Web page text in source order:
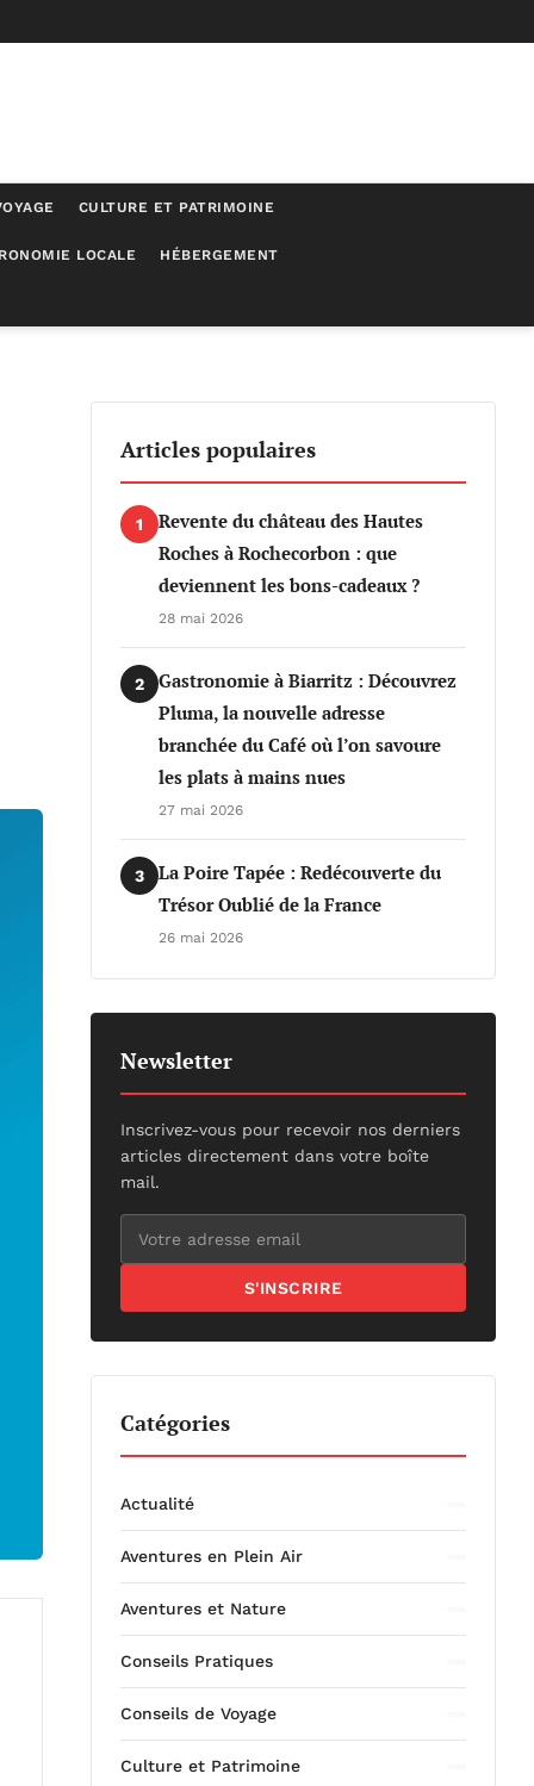
CULTURE ET PATRIMOINE
LOCALE HÉBERGEMENT
Articles populaires
1
Revente du château des Hautes
Roches à Rochecorbon : que
deviennent les bons-cadeaux ?
28 mai 2026
2
Gastronomie à Biarritz : Découvrez
Pluma, la nouvelle adresse
branchée du Café où l’on savoure
les plats à mains nues
27 mai 2026
3
La Poire Tapée : Redécouverte du
Trésor Oublié de la France
26 mai 2026
Newsletter
Inscrivez-vous pour recevoir nos derniers
articles directement dans votre boîte
mail.
S'INSCRIRE
Catégories
Actualité
Aventures en Plein Air
Aventures et Nature
Conseils Pratiques
Conseils de Voyage
Culture et Patrimoine